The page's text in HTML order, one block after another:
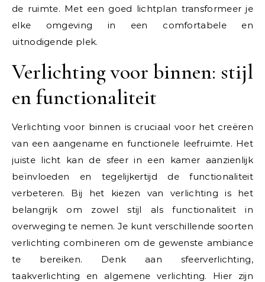
de ruimte. Met een goed lichtplan transformeer je
elke omgeving in een comfortabele en
uitnodigende plek.
Verlichting voor binnen: stijl
en functionaliteit
Verlichting voor binnen is cruciaal voor het creëren
van een aangename en functionele leefruimte. Het
juiste licht kan de sfeer in een kamer aanzienlijk
beïnvloeden en tegelijkertijd de functionaliteit
verbeteren. Bij het kiezen van verlichting is het
belangrijk om zowel stijl als functionaliteit in
overweging te nemen. Je kunt verschillende soorten
verlichting combineren om de gewenste ambiance
te bereiken. Denk aan sfeerverlichting,
taakverlichting en algemene verlichting. Hier zijn